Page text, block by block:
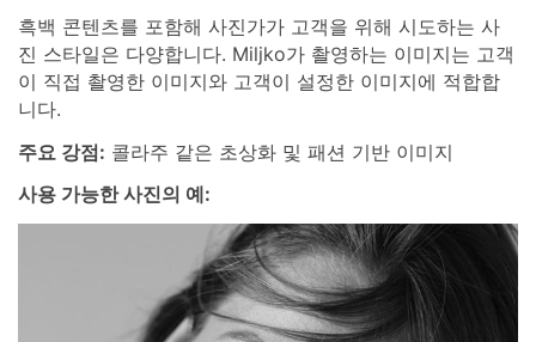
흑백 콘텐츠를 포함해 사진가가 고객을 위해 시도하는 사
진 스타일은 다양합니다. Miljko가 촬영하는 이미지는 고객
이 직접 촬영한 이미지와 고객이 설정한 이미지에 적합합
니다.
주요 강점: 콜라주 같은 초상화 및 패션 기반 이미지
사용 가능한 사진의 예: